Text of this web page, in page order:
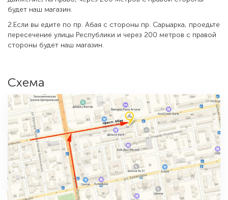
движение) на право, через 200 метров с правой стороны
будет наш магазин.
2.Если вы едите по пр. Абая с стороны пр. Сарыарка, проедьте
пересечение улицы Республики и через 200 метров с правой
стороны будет наш магазин.
Схема